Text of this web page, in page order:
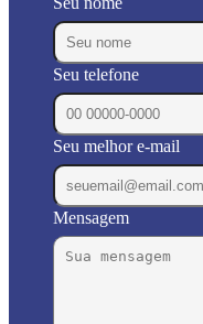
Seu telefone
Seu melhor e-mail
Mensagem